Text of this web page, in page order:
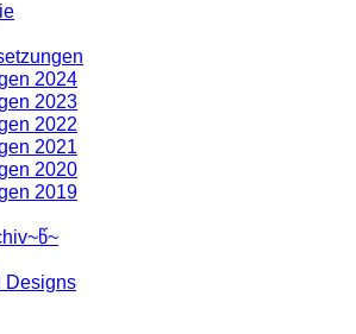
2024
2023
2022
2021
2020
2019